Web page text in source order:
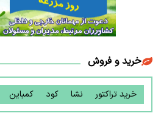
خرید و فروش
خرید تراکتور نشا کود کمباین